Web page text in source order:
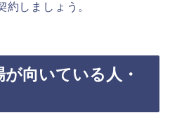
約しましょう。
向いている人・